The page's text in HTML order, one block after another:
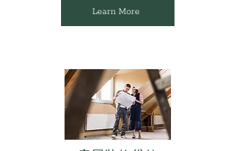
Learn More